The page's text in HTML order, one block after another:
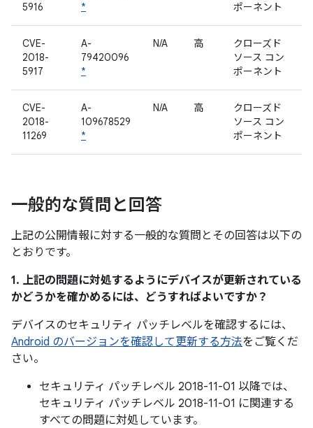
5916
*
ポーネント
CVE-
2018-
5917
A-
79420096
*
N/A 高
クローズド
ソース コン
ポーネント
CVE-
2018-
11269
A-
109678529
*
N/A 高
クローズド
ソース コン
ポーネント
一般的な質問と回答
上記の公開情報に対する一般的な質問とその回答は以下の
とおりです。
1. 上記の問題に対処するようにデバイスが更新されている
かどうかを確かめるには、どうすればよいですか？
デバイスのセキュリティ パッチレベルを確認するには、
Android のバージョンを確認して更新する方法をご覧くだ
さい。
セキュリティ パッチレベル 2018-11-01 以降では、
セキュリティ パッチレベル 2018-11-01 に関連する
すべての問題に対処しています。